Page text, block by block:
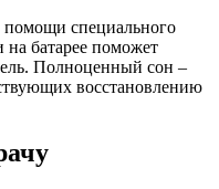
помощи специального
батарее поможет
Полноценный сон –
восстановлению